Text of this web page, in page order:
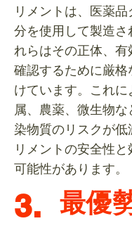
リメントは、医薬
分を使用して製造さ
れらはその正体、有
確認するために厳格
けています。これに
属、農薬、微生物
染物質のリスクが
リメントの安全性と
可能性があります。
3. 最優